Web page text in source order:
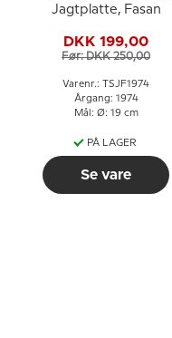
Jagtplatte, Fasan
DKK 199,00
Før: DKK 250,00
Varenr.: TSJF1974
Årgang: 1974
Mål: Ø: 19 cm
PÅ LAGER
Se vare